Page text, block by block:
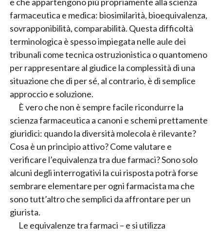
farmaceutica e medica: biosimilarità, bioequivalenza,
sovrapponibilità, comparabilità. Questa difficoltà
terminologica è spesso impiegata nelle aule dei
tribunali come tecnica ostruzionistica o quantomeno
per rappresentare al giudice la complessità di una
situazione che di per sé, al contrario, è di semplice
approccio e soluzione.
È vero che non è sempre facile ricondurre la
scienza farmaceutica a canoni e schemi prettamente
giuridici: quando la diversità molecola è rilevante?
Cosa è un principio attivo? Come valutare e
verificare l’equivalenza tra due farmaci? Sono solo
alcuni degli interrogativi la cui risposta potrà forse
sembrare elementare per ogni farmacista ma che
sono tutt’altro che semplici da affrontare per un
giurista.
Le equivalenze tra farmaci – e si utilizza